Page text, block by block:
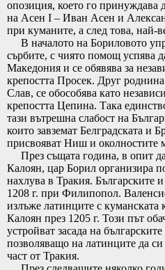
опозиция, което го принуждава
на Асен I – Иван Асен и
при куманите, а след това, най-
В началото на Бориловото
сърбите, с чиято помощ успява
Македония и се обявява за
крепостта Просек. Друг
Слав, се обособява като
крепостта Цепина. Така
тази вътрешна слабост на
които завземат Белградската и
присвояват Ниш и околностите
През същата година, в опит
Калоян, цар Борил организира
нахлува в Тракия. Българските
1208 г. при Филипопол.
излъже латинците с куманската
Калоян през 1205 г. Този път
устройват засада на
позволяващо на латинците да
част от Тракия.